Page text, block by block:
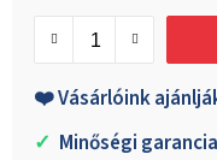
❤️ Vásárlóink
✓ Minőségi garancia